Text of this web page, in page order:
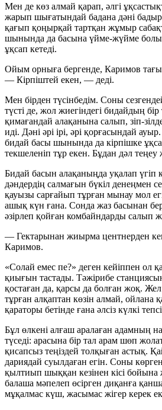
Мен де көз алмай қарап, әлгі
жарып шығатындай бадана дәні
қағып қоңырқай тартқан жұмыр
шынында да басына үйме-жүйме
ұқсап кетеді.
Ойым орныға бергенде, Каримов тағы
— Кірпіштей екен, — деді.
Мен бірден түсінбедім. Соны
түсті де, жол жиегіндегі бидайдың
қимағандай алақанына салып, зіп-
иді. Дәні әрі ірі, әрі қорғасындай
бидай басы шынында да кірпішке
текшеленіп тұр екен. Бұдан дәл теңеу
Бидай басын алақаныңда уқалап үгіп
дәндердің салмағын бүкіл денеңмен
қауызы сарғайып тұрған мынау мол
ашық күн ғана. Сонда жаз басынан
әзірлеп қойған комбайндарды салып
— Гектарынан жиырма центнерден
Каримов.
«Солай емес пе?» деген кейіппен ол
қиығын тастады. Тәжірибе
қостаған да, қарсы да болған жоқ.
тұрған алқаптан көзін алмай, ойлана
қараторы бетінде ғана әлсіз күлкі
Бұл өлкені алғаш аралаған адамның
түседі: арасына бір тал арам шөп
қисапсыз теңіздей толқыған астық.
дариядай суылдаған егін. Соны
қылтиып шыққан кезінен кісі бойына
балаша мәпелеп өсірген диқанға
мұқалмас күш, жасымас жігер керек